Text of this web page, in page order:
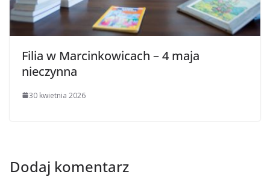
Filia w Marcinkowicach – 4 maja
nieczynna
30 kwietnia 2026
Dodaj komentarz